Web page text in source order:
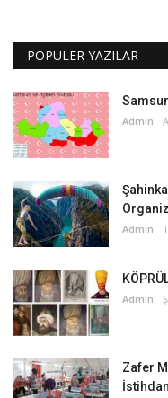
POPÜLER YAZILAR
Admin
Admin
Admin
Zafer